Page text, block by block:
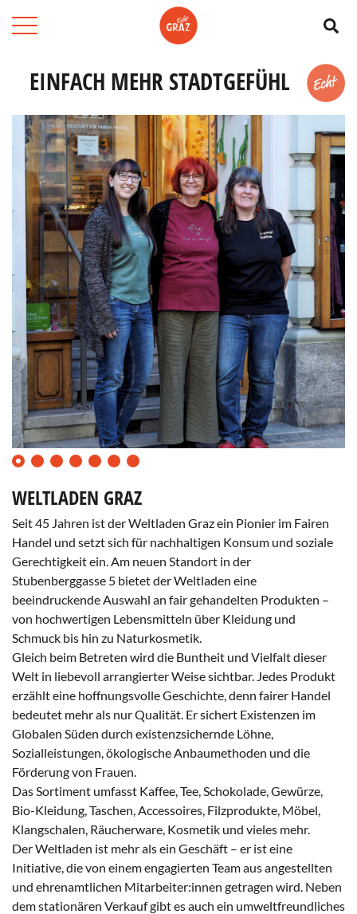
EINFACH MEHR STADTGEFÜHL
0 1 2 3 4 5 6
WELTLADEN GRAZ
Seit 45 Jahren ist der Weltladen Graz ein Pionier im Fairen
Handel und setzt sich für nachhaltigen Konsum und soziale
Gerechtigkeit ein. Am neuen Standort in der
Stubenberggasse 5 bietet der Weltladen eine
beeindruckende Auswahl an fair gehandelten Produkten –
von hochwertigen Lebensmitteln über Kleidung und
Schmuck bis hin zu Naturkosmetik.
Gleich beim Betreten wird die Buntheit und Vielfalt dieser
Welt in liebevoll arrangierter Weise sichtbar. Jedes Produkt
erzählt eine hoffnungsvolle Geschichte, denn fairer Handel
bedeutet mehr als nur Qualität. Er sichert Existenzen im
Globalen Süden durch existenzsichernde Löhne,
Sozialleistungen, ökologische Anbaumethoden und die
Förderung von Frauen.
Das Sortiment umfasst Kaffee, Tee, Schokolade, Gewürze,
Bio-Kleidung, Taschen, Accessoires, Filzprodukte, Möbel,
Klangschalen, Räucherware, Kosmetik und vieles mehr.
Der Weltladen ist mehr als ein Geschäft – er ist eine
Initiative, die von einem engagierten Team aus angestellten
und ehrenamtlichen Mitarbeiter:innen getragen wird. Neben
dem stationären Verkauf gibt es auch ein umweltfreundliches